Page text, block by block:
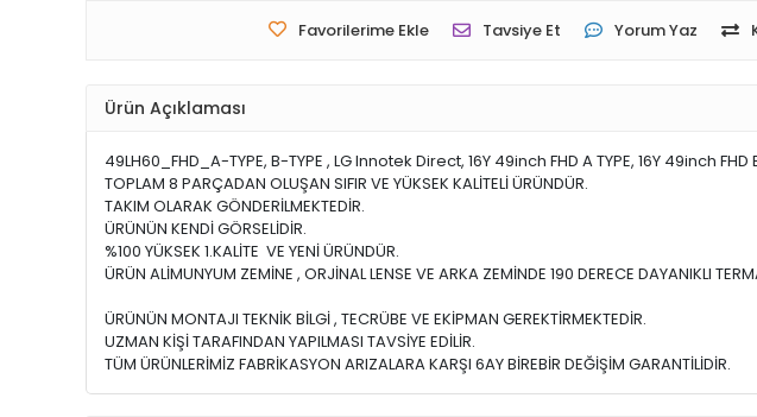
Favorilerime Ekle Tavsiye Et Yorum Yaz
Ürün Açıklaması
49LH60_FHD_A-TYPE, B-TYPE , LG Innotek Direct, 16Y 49inch FHD A TYPE, 16Y 49inch FHD
TOPLAM 8 PARÇADAN OLUŞAN SIFIR VE YÜKSEK KALİTELİ ÜRÜNDÜR.
TAKIM OLARAK GÖNDERİLMEKTEDİR.
ÜRÜNÜN KENDİ GÖRSELİDİR.
%100 YÜKSEK 1.KALİTE VE YENİ ÜRÜNDÜR.
ÜRÜN ALİMUNYUM ZEMİNE , ORJİNAL LENSE VE ARKA ZEMİNDE 190 DERECE DAYANIKLI
ÜRÜNÜN MONTAJI TEKNİK BİLGİ , TECRÜBE VE EKİPMAN GEREKTİRMEKTEDİR.
UZMAN KİŞİ TARAFINDAN YAPILMASI TAVSİYE EDİLİR.
TÜM ÜRÜNLERİMİZ FABRİKASYON ARIZALARA KARŞI 6AY BİREBİR DEĞİŞİM GARANTİLİDİR.